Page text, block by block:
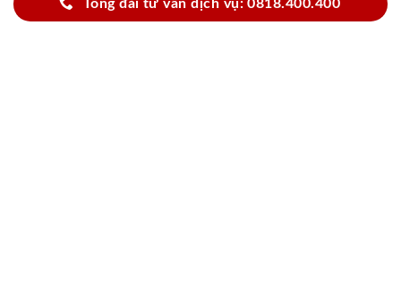
Tổng đài tư vấn dịch vụ: 0818.400.400